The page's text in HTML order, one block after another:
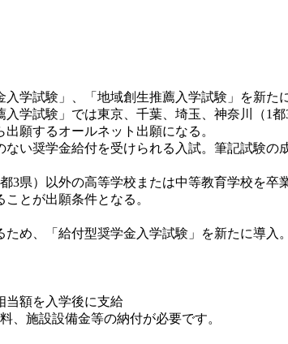
学試験」、「地域創生推薦入学試験」を新
学試験」では東京、千葉、埼玉、神奈川（1
願するオールネット出願になる。
奨学金給付を受けられる入試。筆記試験の
県）以外の高等学校または中等教育学校を卒
とが出願条件となる。
、「給付型奨学金入学試験」を新たに導入
額を入学後に支給
施設設備金等の納付が必要です。